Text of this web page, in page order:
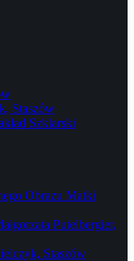
Staszów
Szklarski
Obrazu Matki
Putelbergier,
Staszów